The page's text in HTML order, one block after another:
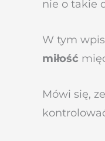
nie o takie
W tym
miłość
Mówi się,